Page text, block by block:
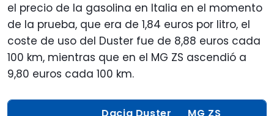
el precio de la gasolina en Italia en el momento
de la prueba, que era de 1,84 euros por litro, el
coste de uso del Duster fue de 8,88 euros cada
100 km, mientras que en el MG ZS ascendió a
9,80 euros cada 100 km.